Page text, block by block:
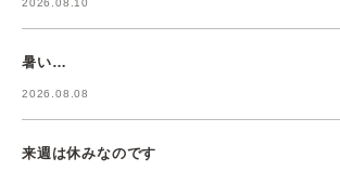
2026.08.10
暑い…
2026.08.08
来週は休みなのです